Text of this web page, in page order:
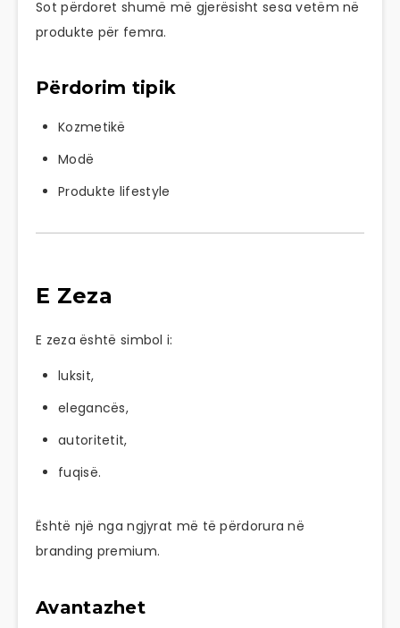
Sot përdoret shumë më gjerësisht sesa vetëm në
produkte për femra.
Përdorim tipik
Kozmetikë
Modë
Produkte lifestyle
E Zeza
E zeza është simbol i:
luksit,
elegancës,
autoritetit,
fuqisë.
Është një nga ngjyrat më të përdorura në
branding premium.
Avantazhet